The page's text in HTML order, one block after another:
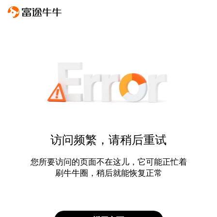
访问频繁，请稍后重试
您所要访问的页面不在这儿，它可能正忙着
刷牛牛圈，稍后就能恢复正常